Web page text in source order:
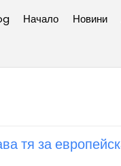
Начало Новини
тя за